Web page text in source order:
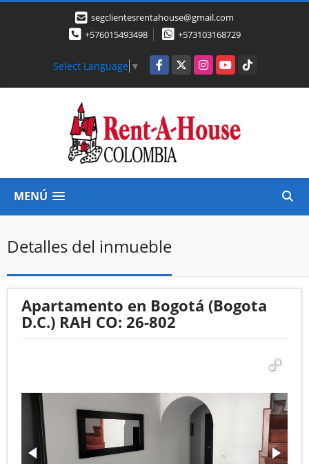
segclientesrentahouse@gmail.com
+576015493498
+573103168729
Select Language ▼ Facebook
X InstagramYouTubeTikTok
MENÚ
Detalles del inmueble
Apartamento en Bogotá (Bogota
D.C.) RAH CO: 26-802